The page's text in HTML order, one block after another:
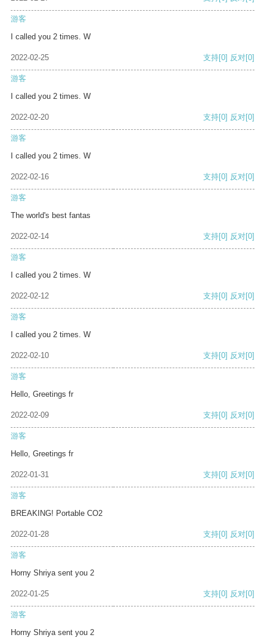
游客
I called you 2 times. W
2022-02-25 支持[0] 反对[0]
游客
I called you 2 times. W
2022-02-20 支持[0] 反对[0]
游客
I called you 2 times. W
2022-02-16 支持[0] 反对[0]
游客
The world's best fantas
2022-02-14 支持[0] 反对[0]
游客
I called you 2 times. W
2022-02-12 支持[0] 反对[0]
游客
I called you 2 times. W
2022-02-10 支持[0] 反对[0]
游客
Hello, Greetings fr
2022-02-09 支持[0] 反对[0]
游客
Hello, Greetings fr
2022-01-31 支持[0] 反对[0]
游客
BREAKING! Portable CO2
2022-01-28 支持[0] 反对[0]
游客
Horny Shriya sent you 2
2022-01-25 支持[0] 反对[0]
游客
Horny Shriya sent you 2